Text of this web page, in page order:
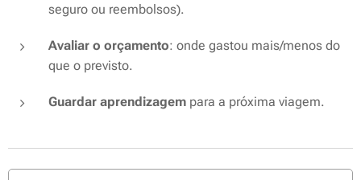
seguro ou reembolsos).
Avaliar o orçamento: onde gastou mais/menos do
que o previsto.
Guardar aprendizagem para a próxima viagem.